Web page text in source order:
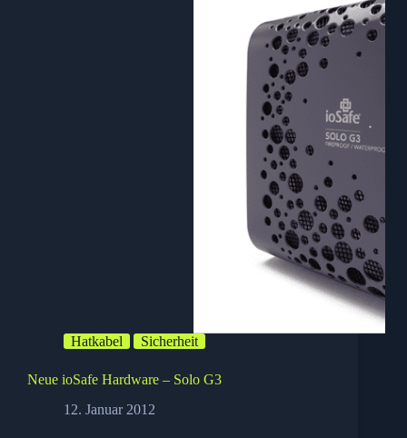
Hatkabel Sicherheit
Neue ioSafe Hardware – Solo G3
12. Januar 2012